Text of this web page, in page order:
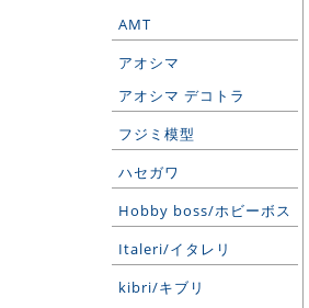
AMT
アオシマ
アオシマ デコトラ
フジミ模型
ハセガワ
Hobby boss/ホビーボス
Italeri/イタレリ
kibri/キブリ